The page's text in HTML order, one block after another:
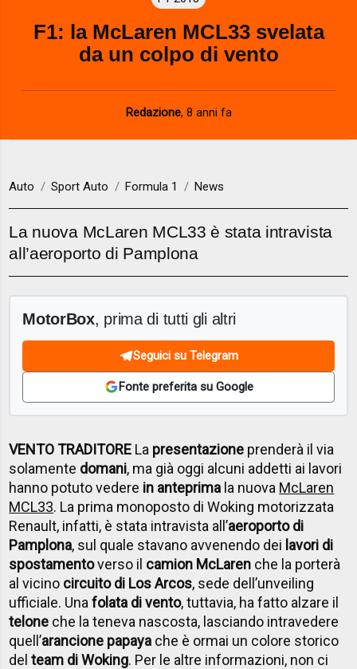
F1: la McLaren MCL33 svelata
da un colpo di vento
Redazione, 8 anni fa
Auto Sport Auto Formula 1 News
La nuova McLaren MCL33 è stata intravista
all’aeroporto di Pamplona
MotorBox, prima di tutti gli altri
Seguici su Telegram
Fonte preferita su Google
VENTO TRADITORE La presentazione prenderà il via
solamente domani, ma già oggi alcuni addetti ai lavori
hanno potuto vedere in anteprima la nuova McLaren
MCL33. La prima monoposto di Woking motorizzata
Renault, infatti, è stata intravista all’aeroporto di
Pamplona, sul quale stavano avvenendo dei lavori di
spostamentoverso il camion McLaren che la porterà
al vicino circuito di Los Arcos, sede dell’unveiling
ufficiale. Unafolata di vento, tuttavia, ha fatto alzare il
telone che la teneva nascosta, lasciando intravedere
quell’arancione papaya che è ormai un colore storico
delteam di Woking. Per le altre informazioni, non ci